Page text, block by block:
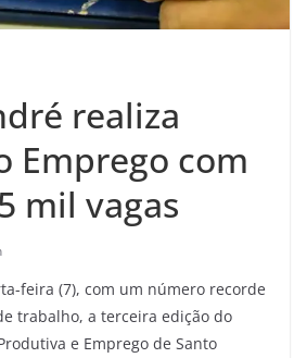
realiza
Emprego com
mil vagas
feira (7), com um número recorde
trabalho, a terceira edição do
e Emprego de Santo